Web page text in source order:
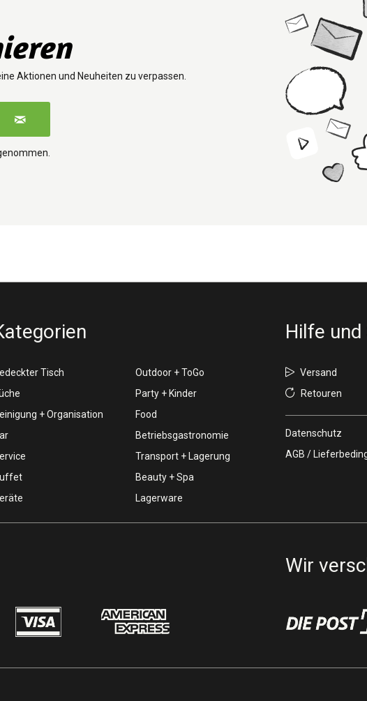
Aktionen und Neuheiten zu verpassen.
Tisch
Outdoor + ToGo
Party + Kinder
+ Organisation
Food
Betriebsgastronomie
Transport + Lagerung
Beauty + Spa
Lagerware
Hilfe
Versand
Retouren
Datenschutz
AGB /
Wir